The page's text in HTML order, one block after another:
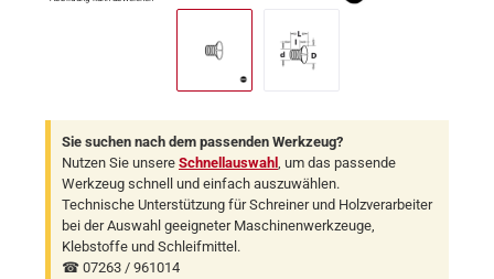
Sie suchen nach dem passenden Werkzeug?
Nutzen Sie unsere Schnellauswahl , um das passende
Werkzeug schnell und einfach auszuwählen.
Technische Unterstützung für Schreiner und Holzverarbeiter
bei der Auswahl geeigneter Maschinenwerkzeuge,
Klebstoffe und Schleifmittel.
☎ 07263 / 961014